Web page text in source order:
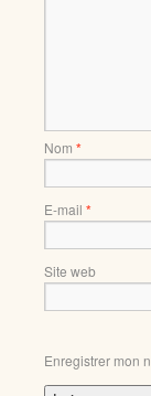
Nom *
E-mail *
Site web
Enregistrer mon